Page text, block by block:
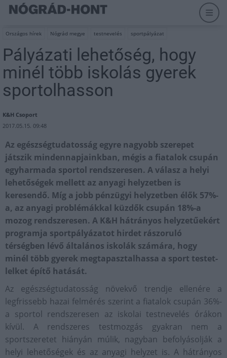
Országos hírek Nógrád megye testnevelés sportpályázat
Pályázati lehetőség, hogy
minél több iskolás gyerek
sportolhasson
K&H Csoport
2017.05.15. 09:48
Az egészségtudatosság egyre nagyobb szerepet
játszik mindennapjainkban, mégis a fiatalok csupán
egyharmada sportol rendszeresen. A válasz a helyi
lehetőségek mellett az anyagi helyzetben is
keresendő. Míg a jobb pénzügyi helyzetben élők 57%-
a, az anyagi problémákkal küzdők csupán 18%-a
mozog rendszeresen. A K&H hátrányos helyzetűekért
programja sportpályázatot hirdet rászoruló
térségben lévő általános iskolák számára, hogy
minél több gyerek megtapasztalhassa a sport testet-
lelket építő hatását.
Az egészségtudatosság növekvő trendje ellenére a
legfrissebb hazai felmérés szerint a fiatalok csupán 36%-
a sportol rendszeresen az iskolai testnevelés órákon
kívül. A rendszeres testmozgás gyakran nem a
sportszeretet hiányán múlik, nagyban befolyásolják a
helyi lehetőségek és az anyagi helyzet is. A hátrányos